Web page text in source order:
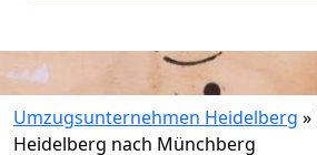
Umzugsunternehmen Heidelberg »
Heidelberg nach Münchberg